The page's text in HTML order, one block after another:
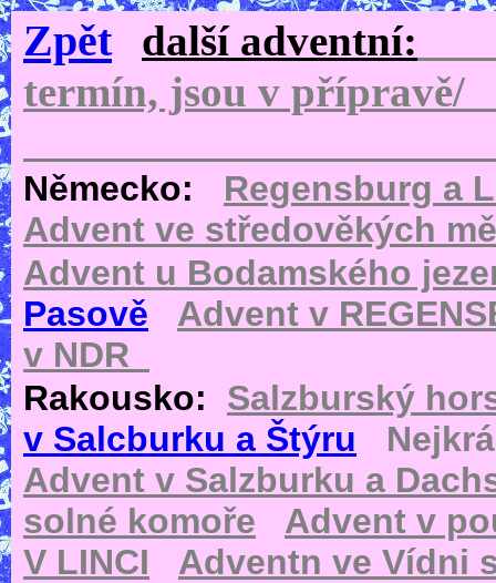
Zpět
další adventní:
termín,
Německo:
Regensburg a
Advent ve středověkých
Advent u Bodamského
Pasově
Advent v
v NDR
Rakousko: Salzburský
v Salcburku a Štýru
Advent v Salzburku a
solné komoře
Advent v
V LINCI
Adventn ve Vídni